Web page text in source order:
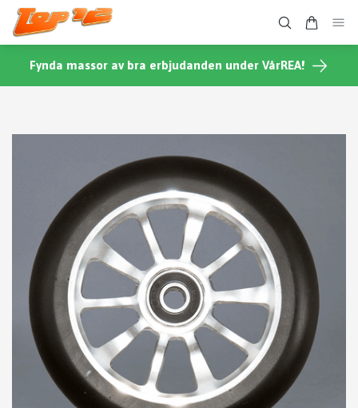
Fynda massor av bra erbjudanden under VårREA!